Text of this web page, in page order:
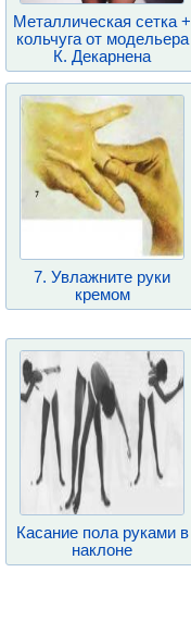
Металлическая сетка +
кольчуга от модельера
К. Декарнена
7. Увлажните руки
кремом
Касание пола руками в
наклоне